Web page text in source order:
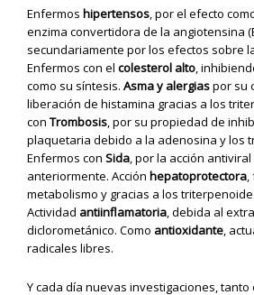
Enfermoshipertensos, por el efecto
enzima convertidora de la angiotensina
secundariamente por los efectos sobre
Enfermos con elcolesterol alto,
como su síntesis.Asma y alergiaspor su
liberación de histamina gracias a los
conTrombosis, por su propiedad de
plaquetaria debido a la adenosina y los
Enfermos conSida, por la acción
anteriormente. Acciónhepatoprotectora,
metabolismo y gracias a los
Actividad antiinflamatoria, debida al
diclorometánico. Como antioxidante,
radicales libres.
Y cada día nuevas investigaciones,